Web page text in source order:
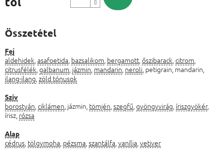
Összetétel
Fej
aldehidek asafoetida bazsalikom bergamott őszibarack citrom
citrusfélék galbanum jázmin mandarin neroli , petigrain, mandarin,
ilang-ilang zöld tónusok
Szív
borostyán ciklámen , jázmin, tömjén szegfű gyöngyvirág íriszgyökér,
írisz, rózsa
Alap
cédrus tölgymoha pézsma szantálfa vanília vetiver